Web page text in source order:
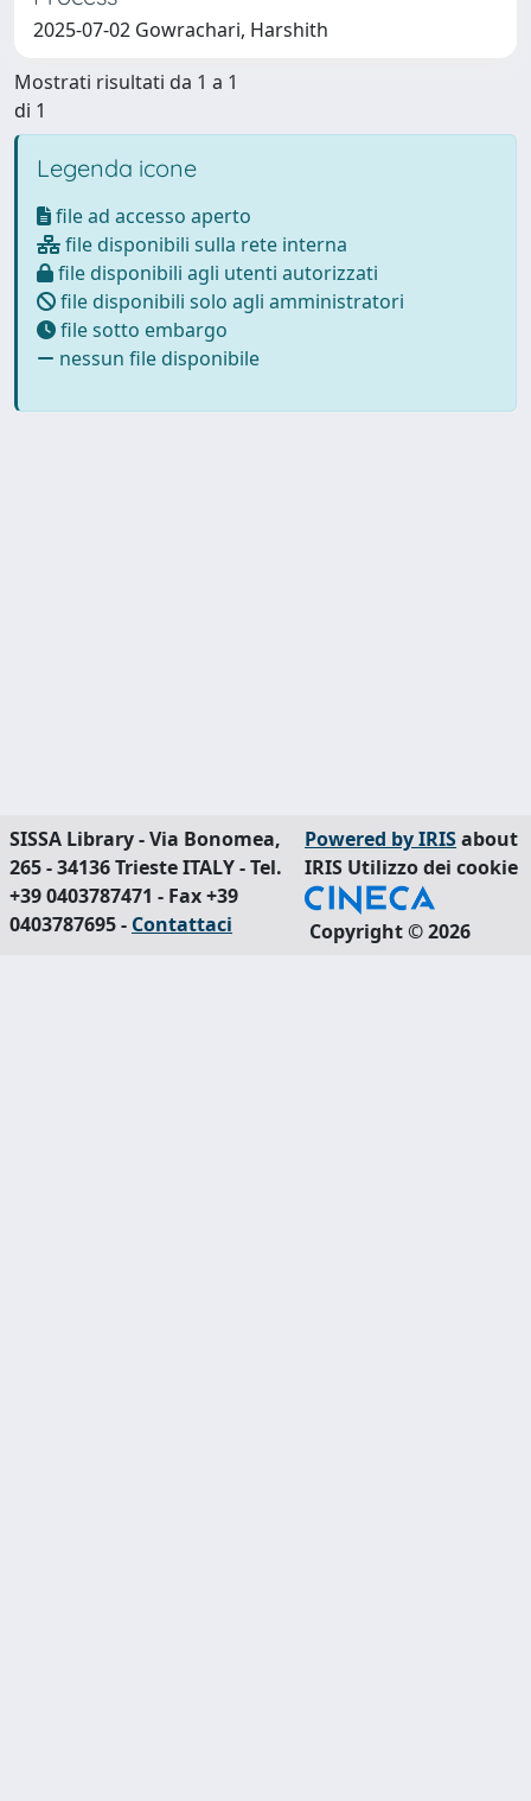
2025-07-02 Gowrachari, Harshith
Mostrati risultati da 1 a 1
di 1
Legenda icone
file ad accesso aperto
file disponibili sulla rete interna
file disponibili agli utenti autorizzati
file disponibili solo agli amministratori
file sotto embargo
nessun file disponibile
SISSA Library - Via Bonomea,
265 - 34136 Trieste ITALY - Tel.
+39 0403787471 - Fax +39
0403787695 - Contattaci
Powered by IRISabout
IRIS Utilizzo dei cookie
Copyright © 2026